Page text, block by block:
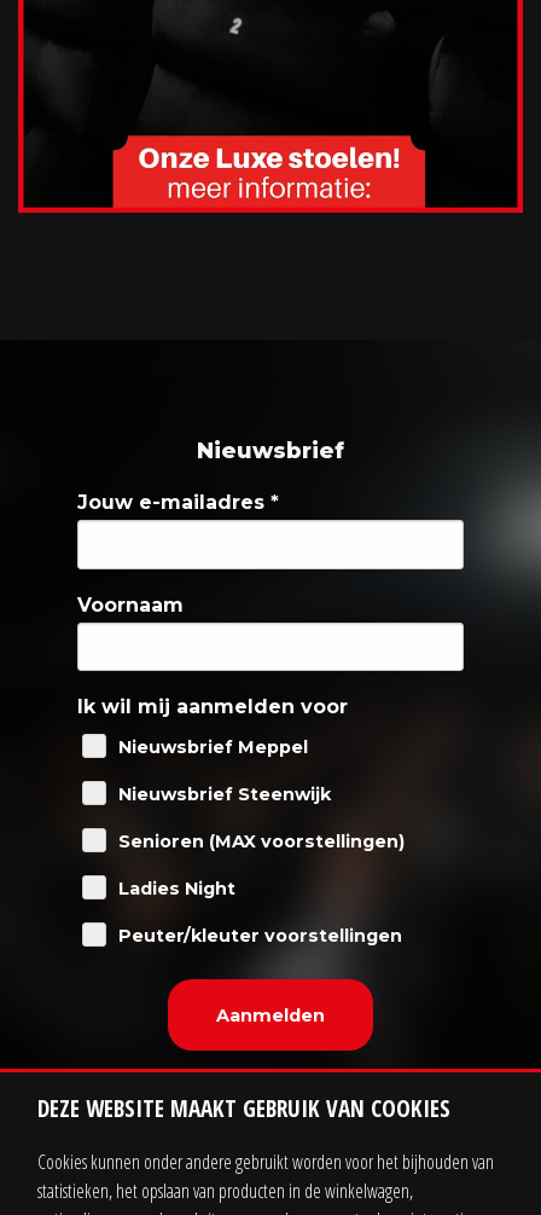
Nieuwsbrief
Jouw e-mailadres *
Voornaam
Ik wil mij aanmelden voor
Nieuwsbrief Meppel
Nieuwsbrief Steenwijk
Senioren (MAX voorstellingen)
Ladies Night
Peuter/kleuter voorstellingen
DEZE WEBSITE MAAKT GEBRUIK VAN COOKIES
Cookies kunnen onder andere gebruikt worden voor het bijhouden van
statistieken, het opslaan van producten in de winkelwagen,